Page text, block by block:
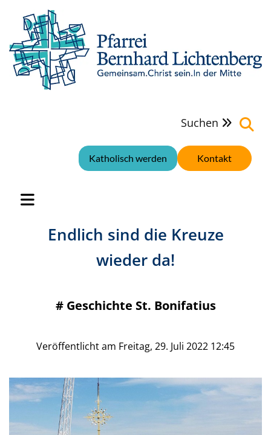
Suchen 
Kontakt
Katholisch werden
Endlich sind die Kreuze
wieder da!
# Geschichte St. Bonifatius
Veröffentlicht am Freitag, 29. Juli 2022 12:45